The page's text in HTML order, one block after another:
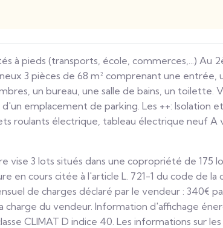
à pieds (transports, école, commerces,...) Au
3 pièces de 68 m² comprenant une entrée,
un bureau, une salle de bains, un toilette.
emplacement de parking. Les ++: Isolation
roulants électrique, tableau électrique neuf A
vise 3 lots situés dans une copropriété de 175
en cours citée à l'article L. 721-1 du code de
de charges déclaré par le vendeur : 340€
charge du vendeur. Information d'affichage
CLIMAT D indice 40. Les informations sur